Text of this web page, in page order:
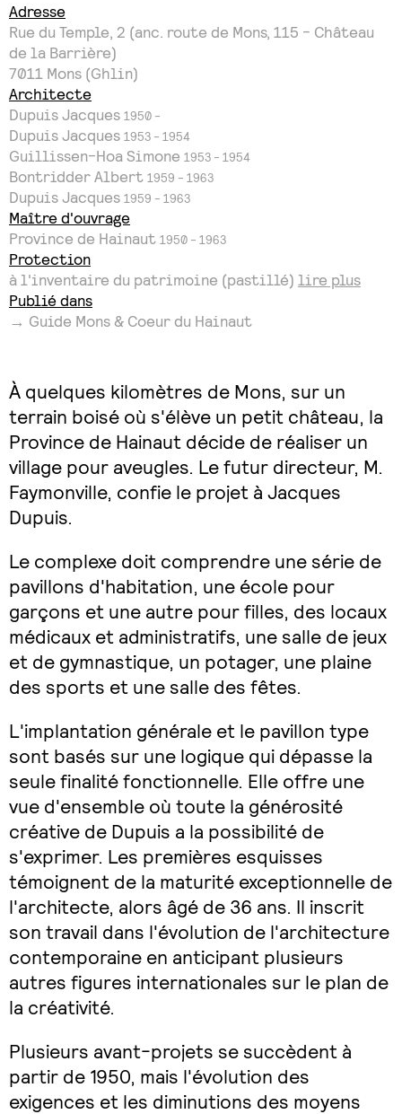
Adresse
Rue du Temple, 2 (anc. route de Mons, 115 - Château
de la Barrière)
7011 Mons (Ghlin)
Architecte
Dupuis Jacques 1950 -
Dupuis Jacques 1953 - 1954
Guillissen-Hoa Simone 1953 - 1954
Bontridder Albert 1959 - 1963
Dupuis Jacques 1959 - 1963
Maître d'ouvrage
Province de Hainaut 1950 - 1963
Protection
à l'inventaire du patrimoine (pastillé) lire plus
Publié dans
→ Guide Mons & Coeur du Hainaut
À quelques kilomètres de Mons, sur un
terrain boisé où s'élève un petit château, la
Province de Hainaut décide de réaliser un
village pour aveugles. Le futur directeur, M.
Faymonville, confie le projet à Jacques
Dupuis.
Le complexe doit comprendre une série de
pavillons d'habitation, une école pour
garçons et une autre pour filles, des locaux
médicaux et administratifs, une salle de jeux
et de gymnastique, un potager, une plaine
des sports et une salle des fêtes.
L'implantation générale et le pavillon type
sont basés sur une logique qui dépasse la
seule finalité fonctionnelle. Elle offre une
vue d'ensemble où toute la générosité
créative de Dupuis a la possibilité de
s'exprimer. Les premières esquisses
témoignent de la maturité exceptionnelle de
l'architecte, alors âgé de 36 ans. Il inscrit
son travail dans l'évolution de l'architecture
contemporaine en anticipant plusieurs
autres figures internationales sur le plan de
la créativité.
Plusieurs avant-projets se succèdent à
partir de 1950, mais l'évolution des
exigences et les diminutions des moyens